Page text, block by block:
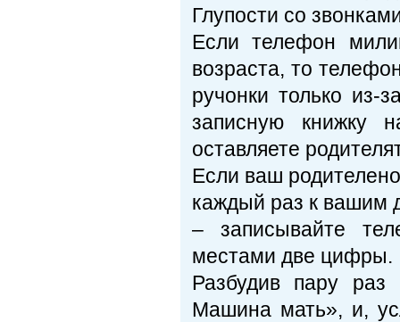
Глупости со
Если телефон
возраста, то
ручонки только из-
записную книжку
оставляете
Если ваш
каждый раз к вашим
– записывайте
местами две цифры.
Разбудив пару раз
Машина мать», и,